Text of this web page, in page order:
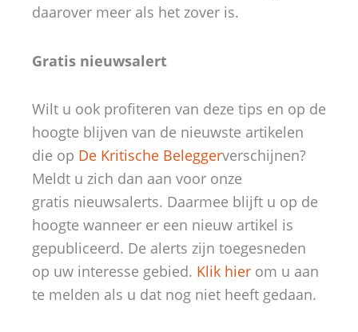
daarover meer als het zover is.
Gratis nieuwsalert
Wilt u ook profiteren van deze tips en op de
hoogte blijven van de nieuwste artikelen
die op De Kritische Beleggerverschijnen?
Meldt u zich dan aan voor onze
gratis nieuwsalerts. Daarmee blijft u op de
hoogte wanneer er een nieuw artikel is
gepubliceerd. De alerts zijn toegesneden
op uw interesse gebied. Klik hier om u aan
te melden als u dat nog niet heeft gedaan.